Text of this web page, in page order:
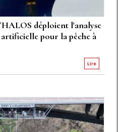
déploient l'analyse
pour la pêche à
Lire